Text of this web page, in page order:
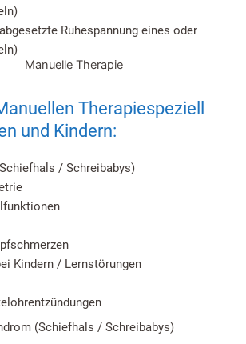
Ruhespannung eines oder
Therapiespeziell
und Kindern:
/ Schreibabys)
Kindern / Lernstörungen
(Schiefhals / Schreibabys)